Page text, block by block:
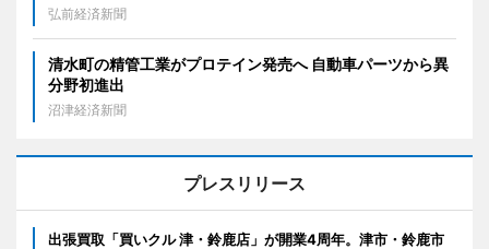
弘前経済新聞
清水町の精管工業がプロテイン発売へ 自動車パーツから異
分野初進出
沼津経済新聞
プレスリリース
出張買取「買いクル 津・鈴鹿店」が開業4周年。津市・鈴鹿市